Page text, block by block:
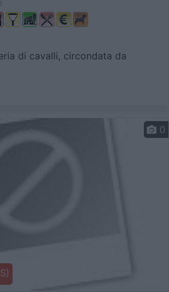
di cavalli, circondata da
0